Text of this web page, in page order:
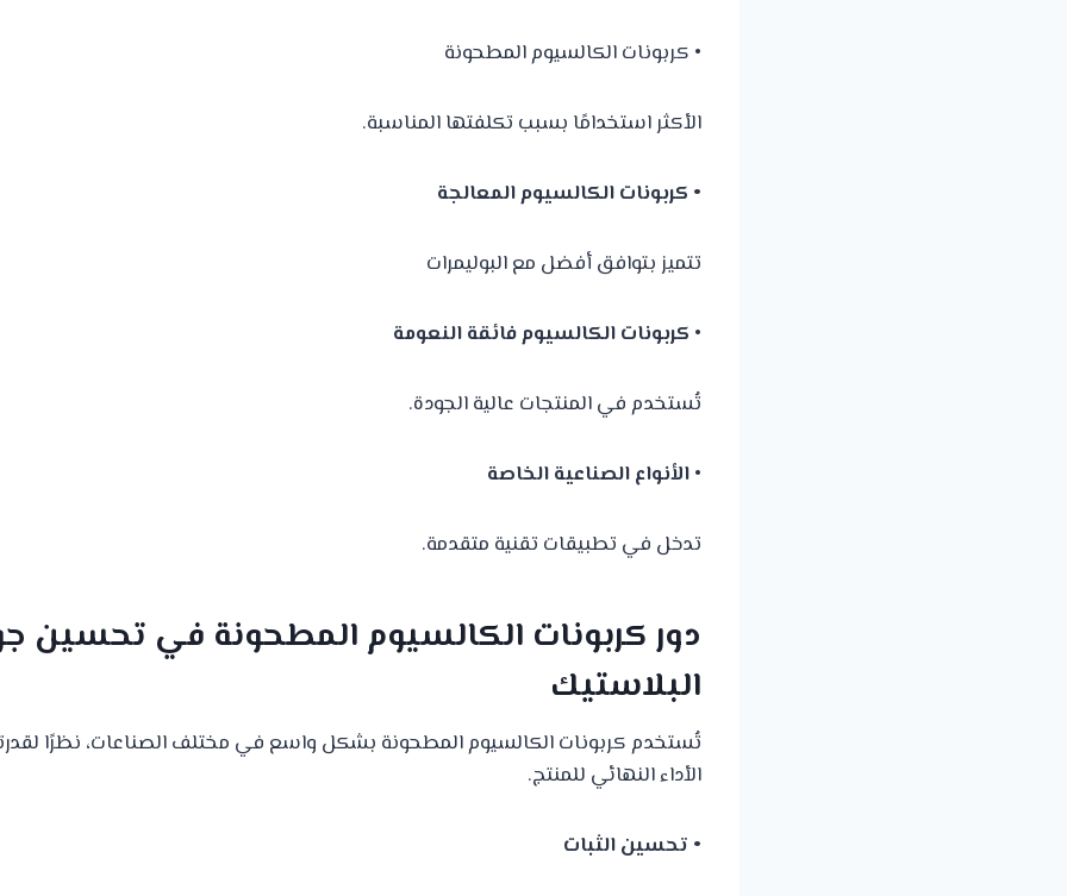
• كربونات الكالسيوم المطحونة
الأكثر استخدامًا بسبب تكلفتها المناسبة.
• كربونات الكالسيوم المعالجة
تتميز بتوافق أفضل مع البوليمرات
• كربونات الكالسيوم فائقة النعومة
تُستخدم في المنتجات عالية الجودة.
•الأنواع الصناعية الخاصة
تدخل في تطبيقات تقنية متقدمة.
دور كربونات الكالسيوم المطحونة في تحسين
البلاستيك
تُستخدم كربونات الكالسيوم المطحونة بشكل واسع في مختلف الصناعات، نظرًا
الأداء النهائي للمنتج.
• تحسين الثبات